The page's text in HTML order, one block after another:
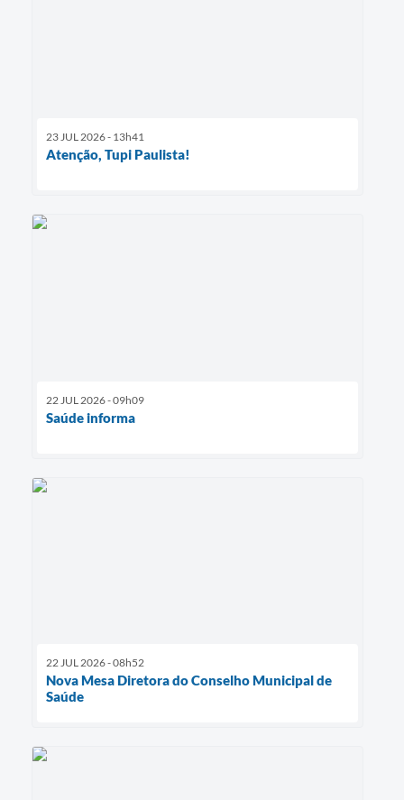
23 JUL 2026 - 13h41
Atenção, Tupi Paulista!
22 JUL 2026 - 09h09
Saúde informa
22 JUL 2026 - 08h52
Nova Mesa Diretora do Conselho Municipal de
Saúde